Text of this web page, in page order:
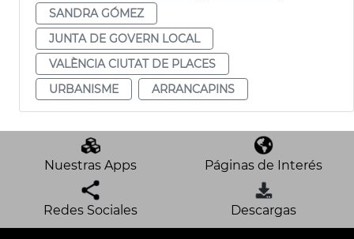
SANDRA GÓMEZ
JUNTA DE GOVERN LOCAL
VALÈNCIA CIUTAT DE PLACES
URBANISME
ARRANCAPINS
Nuestras Apps Páginas de Interés
Redes Sociales Descargas